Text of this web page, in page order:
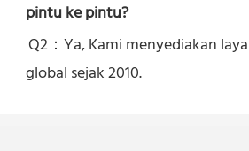
pintu ke pintu?
Q2：Ya, Kami menyediakan
global sejak 2010.